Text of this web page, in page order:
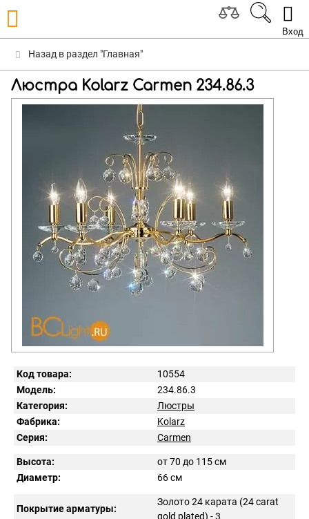
Вход
Назад в раздел "Главная"
Люстра Kolarz Carmen 234.86.3
Код товара:
10554
Модель:
234.86.3
Категория:
Люстры
Фабрика:
Kolarz
Серия:
Carmen
Высота:
от 70 до 115 см
Диаметр:
66 см
Покрытие арматуры:
Золото 24 карата (24 carat
gold plated) - 3